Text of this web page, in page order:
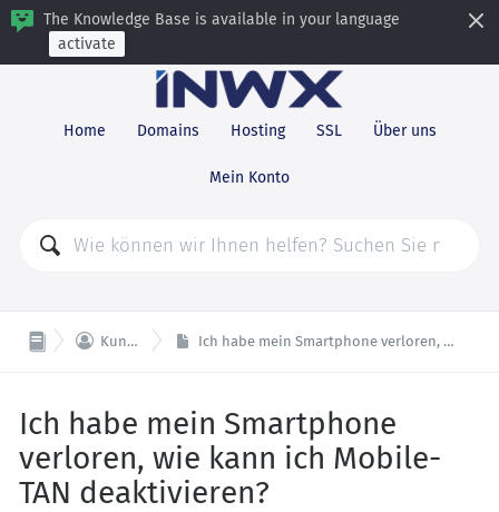
The Knowledge Base is available in your language
activate
Home Domains Hosting SSL Über uns
Mein Konto
 Kundendaten Ich habe mein Smartphone verloren, wie kann ich Mobile-TAN deaktivieren?
Ich habe mein Smartphone
verloren, wie kann ich Mobile-
TAN deaktivieren?